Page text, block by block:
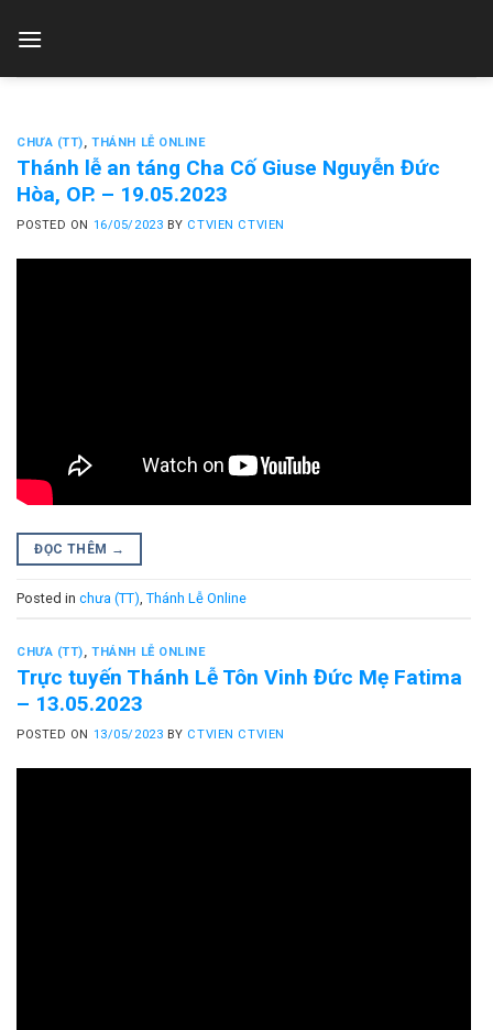
CHƯA (TT),THÁNH LỄ ONLINE
Thánh lễ an táng Cha Cố Giuse Nguyễn Đức
Hòa, OP. – 19.05.2023
POSTED ON 16/05/2023 BY CTVIEN CTVIEN
ĐỌC THÊM →
Posted in chưa (TT) Thánh Lễ Online
CHƯA (TT),THÁNH LỄ ONLINE
Trực tuyến Thánh Lễ Tôn Vinh Đức Mẹ Fatima
– 13.05.2023
POSTED ON 13/05/2023 BY CTVIEN CTVIEN